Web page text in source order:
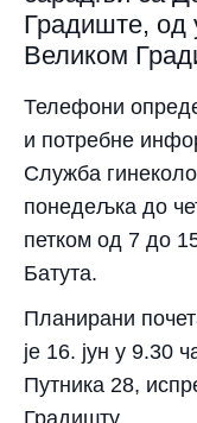
Градиште, од
Великом
Телефони
и потребне
Служба
понедељка до
петком од 7 до
Батута.
Планирани
је 16. јун у 9.30
Путника 28,
Градишту.